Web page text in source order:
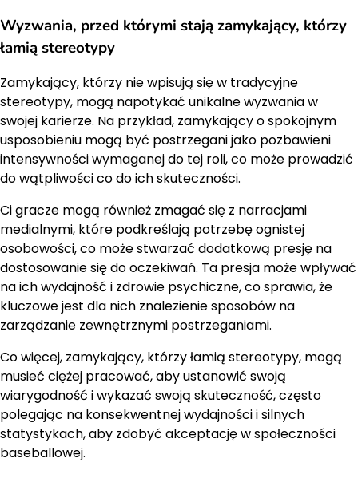
Wyzwania, przed którymi stają zamykający, którzy
łamią stereotypy
Zamykający, którzy nie wpisują się w tradycyjne
stereotypy, mogą napotykać unikalne wyzwania w
swojej karierze. Na przykład, zamykający o spokojnym
usposobieniu mogą być postrzegani jako pozbawieni
intensywności wymaganej do tej roli, co może prowadzić
do wątpliwości co do ich skuteczności.
Ci gracze mogą również zmagać się z narracjami
medialnymi, które podkreślają potrzebę ognistej
osobowości, co może stwarzać dodatkową presję na
dostosowanie się do oczekiwań. Ta presja może wpływać
na ich wydajność i zdrowie psychiczne, co sprawia, że
kluczowe jest dla nich znalezienie sposobów na
zarządzanie zewnętrznymi postrzeganiami.
Co więcej, zamykający, którzy łamią stereotypy, mogą
musieć ciężej pracować, aby ustanowić swoją
wiarygodność i wykazać swoją skuteczność, często
polegając na konsekwentnej wydajności i silnych
statystykach, aby zdobyć akceptację w społeczności
baseballowej.